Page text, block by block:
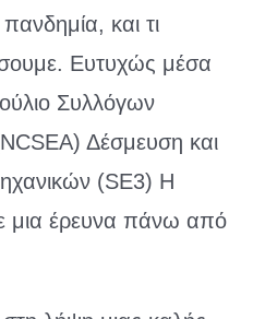
και τι
Ευτυχώς μέσα
Συλλόγων
Δέσμευση και
(SE3) Η
μια έρευνα πάνω από